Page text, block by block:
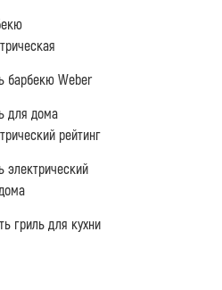
барбекю Weber
для дома
рейтинг
электрический
гриль для кухни